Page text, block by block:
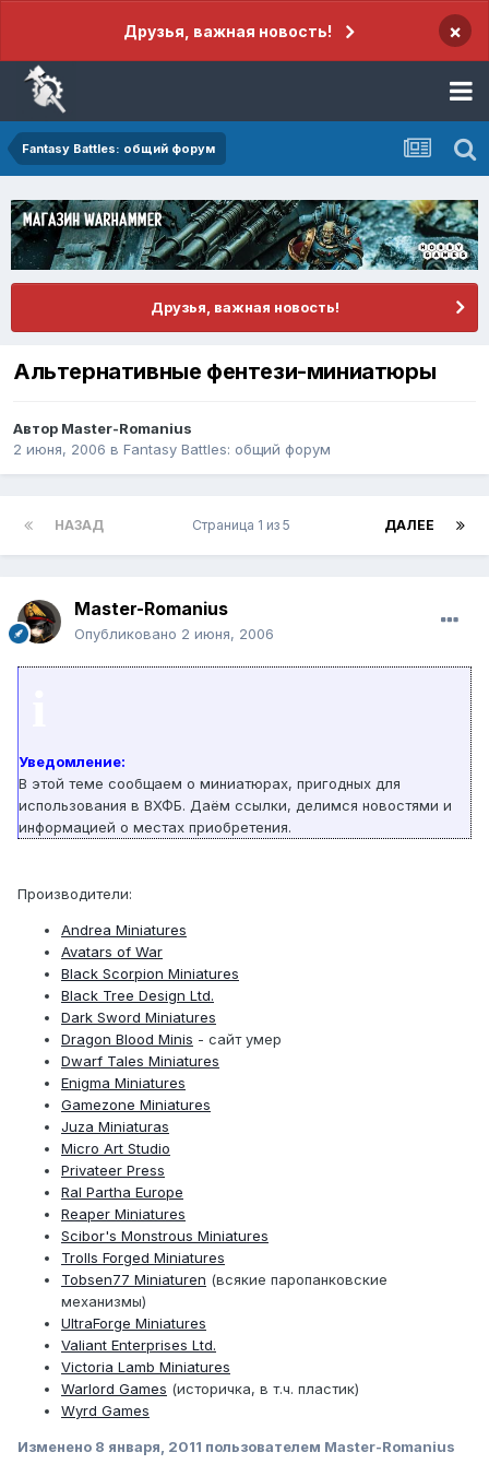
Друзья, важная новость! ×
Fantasy Battles: общий форум
Друзья, важная новость!
Альтернативные фентези-миниатюры
Автор Master-Romanius
2 июня, 2006 в Fantasy Battles: общий форум
НАЗАД ДАЛЕЕ
Страница 1 из 5
Master-Romanius
Опубликовано 2 июня, 2006
Уведомление:
В этой теме сообщаем о миниатюрах, пригодных для
использования в ВХФБ. Даём ссылки, делимся новостями и
информацией о местах приобретения.
Производители:
Andrea Miniatures
Avatars of War
Black Scorpion Miniatures
Black Tree Design Ltd.
Dark Sword Miniatures
Dragon Blood Minis - сайт умер
Dwarf Tales Miniatures
Enigma Miniatures
Gamezone Miniatures
Juza Miniaturas
Micro Art Studio
Privateer Press
Ral Partha Europe
Reaper Miniatures
Scibor's Monstrous Miniatures
Trolls Forged Miniatures
Tobsen77 Miniaturen (всякие паропанковские
механизмы)
UltraForge Miniatures
Valiant Enterprises Ltd.
Victoria Lamb Miniatures
Warlord Games (историчка, в т.ч. пластик)
Wyrd Games
Изменено 8 января, 2011 пользователем Master-Romanius